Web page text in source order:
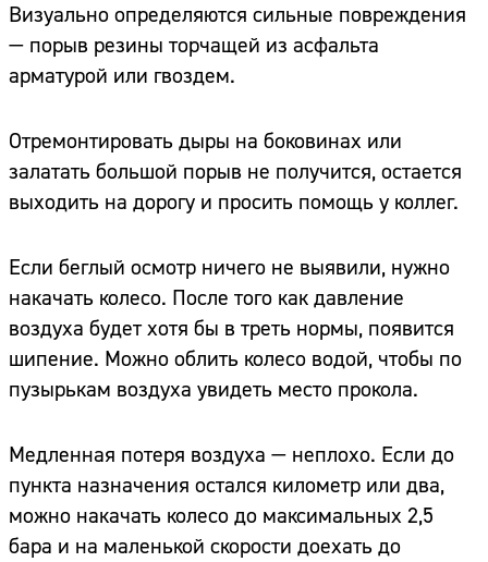
Визуально определяются сильные повреждения
— порыв резины торчащей из асфальта
арматурой или гвоздем.
Отремонтировать дыры на боковинах или
залатать большой порыв не получится, остается
выходить на дорогу и просить помощь у коллег.
Если беглый осмотр ничего не выявили, нужно
накачать колесо. После того как давление
воздуха будет хотя бы в треть нормы, появится
шипение. Можно облить колесо водой, чтобы по
пузырькам воздуха увидеть место прокола.
Медленная потеря воздуха — неплохо. Если до
пункта назначения остался километр или два,
можно накачать колесо до максимальных 2,5
бара и на маленькой скорости доехать до